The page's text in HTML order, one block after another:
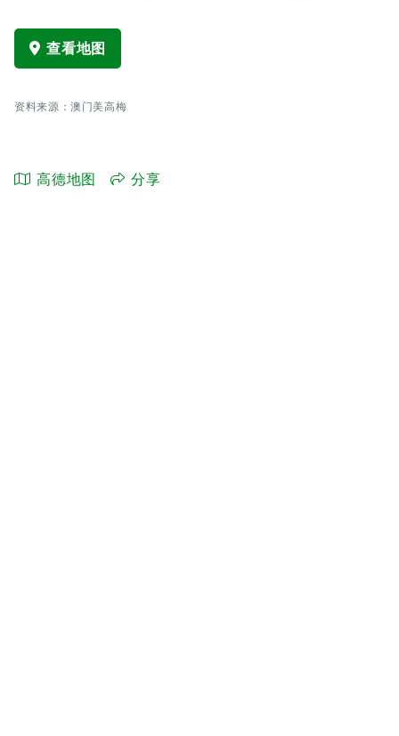
查看地图
资料来源：澳门美高梅
高德地图 分享